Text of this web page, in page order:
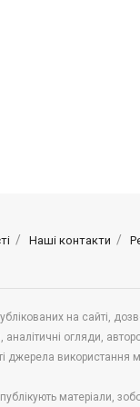
Наші контакти
на сайті,
огляди,
джерела
матеріали,